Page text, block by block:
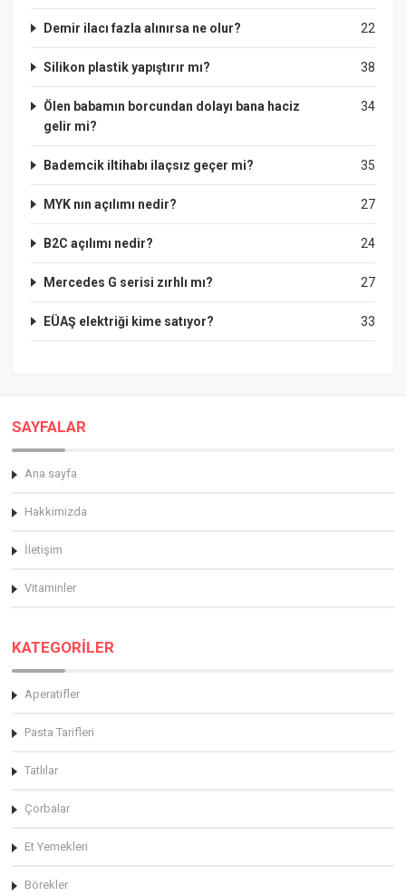
22
Demir ilacı fazla alınırsa ne olur?
38
Silikon plastik yapıştırır mı?
34
Ölen babamın borcundan dolayı bana haciz
gelir mi?
35
Bademcik iltihabı ilaçsız geçer mi?
27
MYK nın açılımı nedir?
24
B2C açılımı nedir?
27
Mercedes G serisi zırhlı mı?
33
EÜAŞ elektriği kime satıyor?
SAYFALAR
Ana sayfa
Hakkimizda
İletişim
Vitaminler
KATEGORİLER
Aperatifler
Pasta Tarifleri
Tatlılar
Çorbalar
Et Yemekleri
Börekler